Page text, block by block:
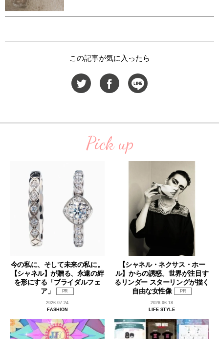
この記事が気に入ったら
Pick up
今の私に、そして未来の私に。
【シャネル】が贈る、永遠の絆
を形にする「ブライダルフェ
ア」
PR
2026.07.24
FASHION
【シャネル・ネクサス・ホー
ル】からの誘惑。世界が注目す
るリンダー スターリングが描く
自由な女性像
PR
2026.06.18
LIFE STYLE